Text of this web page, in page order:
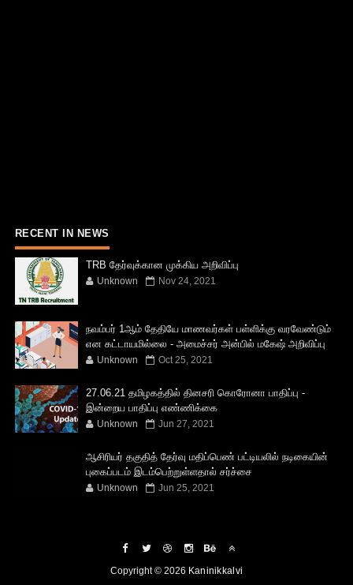
RECENT IN NEWS
TRB தேர்வுக்கான முக்கிய அறிவிப்பு
Unknown Nov 24, 2021
நவம்பர் 1ஆம் தேதியே மாணவர்கள் பள்ளிக்கு வரவேண்டும்
என கட்டாயமில்லை - அமைச்சர் அன்பில் மகேஷ் அறிவிப்பு
Unknown Oct 25, 2021
27.06.21 தமிழகத்தில் தினசரி கொரோனா பாதிப்பு -
இன்றைய பாதிப்பு எண்ணிக்கை
Unknown Jun 27, 2021
ஆசிரியர் தகுதித் தேர்வு மதிப்பெண் பட்டியலில் நடிகையின்
புகைப்படம் இடம்பெற்றுள்ளதால் சர்ச்சை
Unknown Jun 25, 2021
Copyright © 2026 Kaninikkalvi